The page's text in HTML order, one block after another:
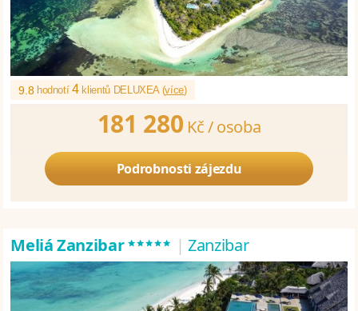
9.8 hodnotí4klientů DELUXEA (více)
181 280 Kč /osoba
Podrobnosti zájezdu
Meliá Zanzibar***** | Zanzibar